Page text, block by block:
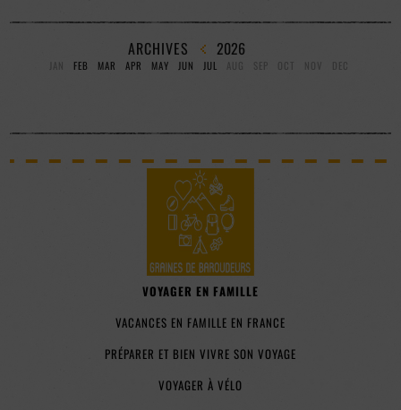
ARCHIVES 2026
JAN FEB MAR APR MAY JUN JUL AUG SEP OCT NOV DEC
VOYAGER EN FAMILLE
VACANCES EN FAMILLE EN FRANCE
PRÉPARER ET BIEN VIVRE SON VOYAGE
VOYAGER À VÉLO